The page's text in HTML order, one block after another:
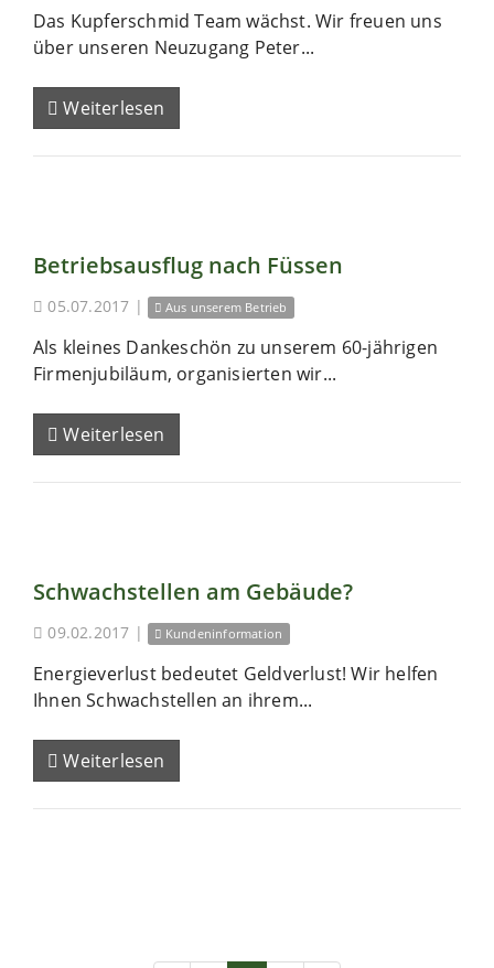
Das Kupferschmid Team wächst. Wir freuen uns
über unseren Neuzugang Peter...
Weiterlesen
Betriebsausflug nach Füssen
05.07.2017 | Aus unserem Betrieb
Als kleines Dankeschön zu unserem 60-jährigen
Firmenjubiläum, organisierten wir...
Weiterlesen
Schwachstellen am Gebäude?
09.02.2017 | Kundeninformation
Energieverlust bedeutet Geldverlust! Wir helfen
Ihnen Schwachstellen an ihrem...
Weiterlesen